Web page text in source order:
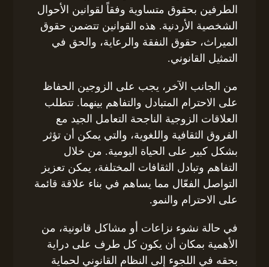
الطرفين بحقوق متساوية وفقاً لقوانين الأحوال
الشخصية الأردنية. هذه القوانين تتضمن حقوق
الميراث، حقوق النفقة والرعاية، والحق في
التمثيل القانوني.
من الجانب الآخر، يجب على الزوجين الحفاظ
على الاحترام المتبادل والتفاهم بينهما. تتطلب
العلاقات الزوجية الناجحة التعامل الجيد مع
الفروق الثقافية واللغوية، والتي يمكن أن تؤثر
بشكل كبير على الحياة اليومية. من خلال
التفاهم وتبادل الثقافات المختلفة، يمكن تعزيز
التواصل الفعّال مما يساهم في بناء علاقة قائمة
على الاحترام والنمو.
في حالة نشوء نزاعات أو مشاكل قانونية، من
الأهمية بمكان أن يكون كل طرف على دراية
بحقه في اللجوء إلى النظام القانوني لحماية